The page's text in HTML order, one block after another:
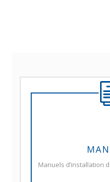
Manuels d’installation